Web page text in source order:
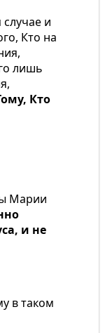
и
Кто на
лишь
Кто
Марии
и не
в таком